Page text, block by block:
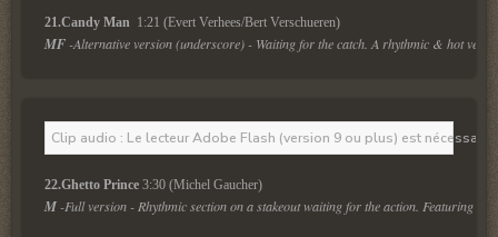
21.Candy Man 1:21 (Evert Verhees/Bert Verschueren)
MF -Alternative version (underscore) - Waiting for the catch. A rhythmic & hot
Clip audio : Le lecteur Adobe Flash (version 9 ou plus) est
22.Ghetto Prince 3:30 (Michel Gaucher)
M -Full version - Rhythmic section on a stakeout waiting for the action. Featuring